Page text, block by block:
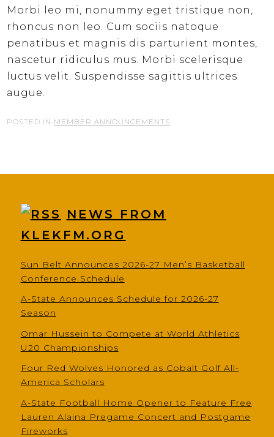
Morbi leo mi, nonummy eget tristique non,
rhoncus non leo. Cum sociis natoque
penatibus et magnis dis parturient montes,
nascetur ridiculus mus. Morbi scelerisque
luctus velit. Suspendisse sagittis ultrices
augue.
POSTED IN MEMBER ANNOUNCEMENTS
NEWS FROM
KLEKFM.ORG
Sun Belt Announces 2026-27 Men’s Basketball
Conference Schedule
A-State Announces Schedule for 2026-27
Season
Omar Hussein to Compete at World Athletics
U20 Championships
Four Red Wolves Honored as Cobalt Golf All-
America Scholars
A-State Football Home Opener to Feature Free
Lauren Alaina Pregame Concert and Postgame
Fireworks